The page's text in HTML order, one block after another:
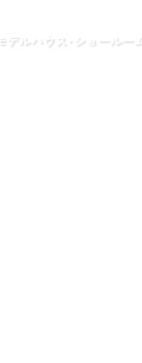
モデルハウス･ショールーム